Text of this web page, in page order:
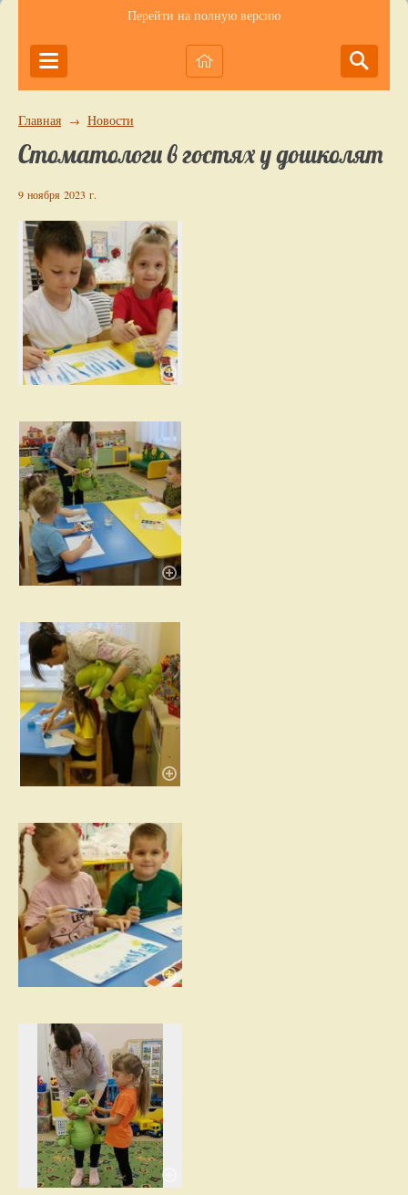
Перейти на полную версию
Главная → Новости
Стоматологи в гостях у дошколят
9 ноября 2023 г.